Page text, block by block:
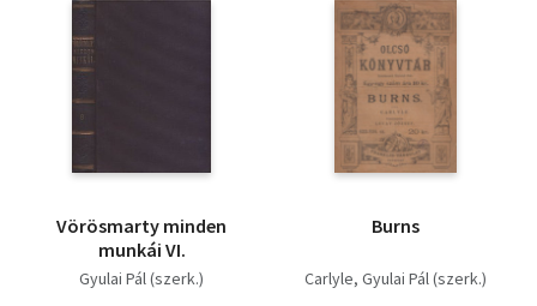
Vörösmarty minden
munkái VI.
Gyulai Pál (szerk.)
Burns
Carlyle Gyulai Pál (szerk.)